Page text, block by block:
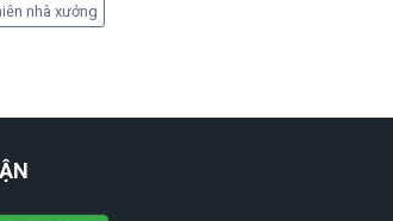
nhà xưởng